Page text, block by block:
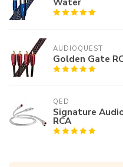
AUDIOQUEST
Golden Gate
QED
Signature
RCA